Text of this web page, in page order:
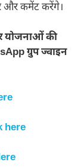
और कमेंट करेंगे।
योजनाओं की
ग्रुप ज्वाइन
here